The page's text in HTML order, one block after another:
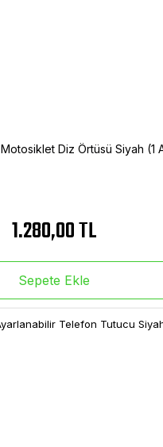
Diz Örtüsü Siyah
1.280,00 TL
Sepete Ekle